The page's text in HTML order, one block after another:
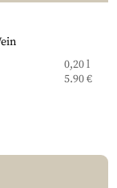
0,20 l
5.90 €